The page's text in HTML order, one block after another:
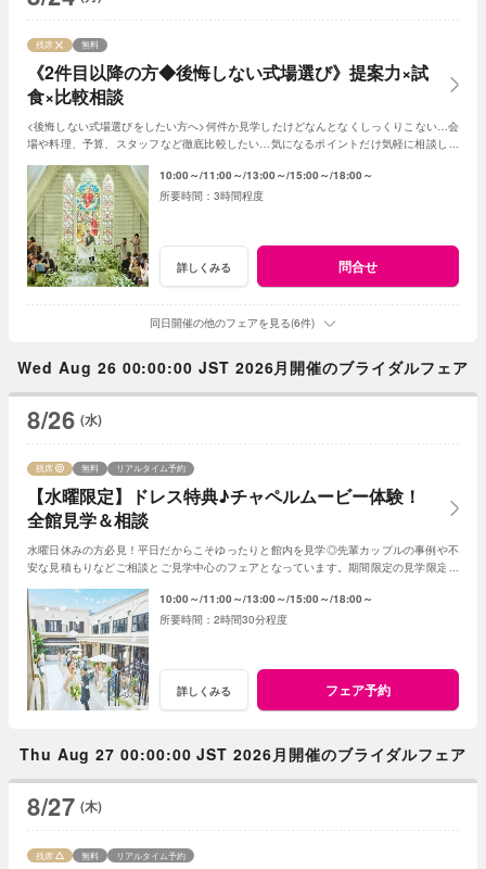
《2件目以降の方◆後悔しない式場選び》提案力×試
食×比較相談
残席 無料
<後悔しない式場選びをしたい方へ>何件か見学したけどなんとなくしっくりこない…会
場や料理、予算、スタッフなど徹底比較したい…気になるポイントだけ気軽に相談した
10:00～ 11:00～ 13:00～ 15:00～ 18:00～
3時間程度
詳しくみる 問合せ
同日開催の他のフェアを見る(6件)
Wed Aug 26 00:00:00 JST 2026月開催のブライダルフェア
8/26 (水)
【水曜限定】ドレス特典♪チャペルムービー体験！
全館見学＆相談
残席 無料 リアルタイム予約
水曜日休みの方必見！平日だからこそゆったりと館内を見学◎先輩カップルの事例や不
安な見積もりなどご相談とご見学中心のフェアとなっています。期間限定の見学限定特
10:00～ 11:00～ 13:00～ 15:00～ 18:00～
2時間30分程度
詳しくみる フェア予約
Thu Aug 27 00:00:00 JST 2026月開催のブライダルフェア
8/27 (木)
残席 無料 リアルタイム予約